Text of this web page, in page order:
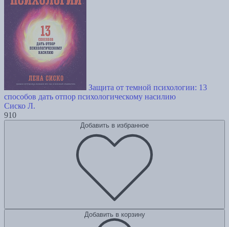
Защита от темной психологии: 13
способов дать отпор психологическому насилию
Сиско Л.
910
Добавить в избранное
Добавить в корзину